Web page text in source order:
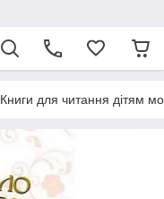
Книги для читання дітям